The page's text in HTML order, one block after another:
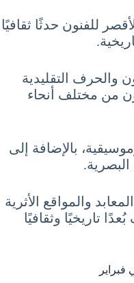
للفنون حدثًا ثقافيًا
والحرف التقليدية
من مختلف أنحاء
بالإضافة إلى
والمواقع الأثرية
تاريخيًا وثقافيًا